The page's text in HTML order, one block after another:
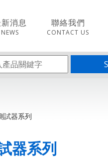
消息
NEWS
聯絡我們
CONTACT US
試器系列
器系列